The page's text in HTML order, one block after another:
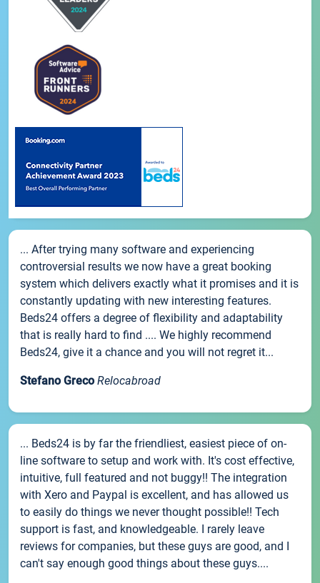
... After trying many software and experiencing
controversial results we now have a great booking
system which delivers exactly what it promises and it is
constantly updating with new interesting features.
Beds24 offers a degree of flexibility and adaptability
that is really hard to find .... We highly recommend
Beds24, give it a chance and you will not regret it...
Stefano Greco Relocabroad
... Beds24 is by far the friendliest, easiest piece of on-
line software to setup and work with. It's cost effective,
intuitive, full featured and not buggy!! The integration
with Xero and Paypal is excellent, and has allowed us
to easily do things we never thought possible!! Tech
support is fast, and knowledgeable. I rarely leave
reviews for companies, but these guys are good, and I
can't say enough good things about these guys....